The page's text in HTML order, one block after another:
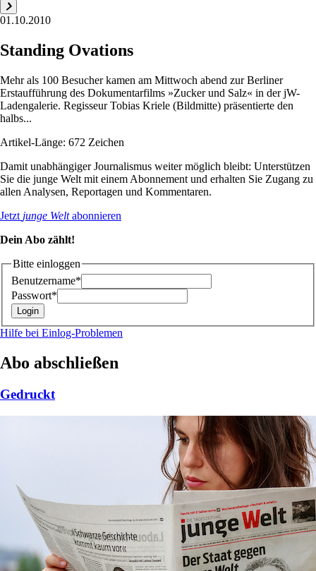
01.10.2010
Standing Ovations
Mehr als 100 Besucher kamen am Mittwoch abend zur Berliner
Erstaufführung des Dokumentarfilms »Zucker und Salz« in der jW-
Ladengalerie. Regisseur Tobias Kriele (Bildmitte) präsentierte den
halbs...
Artikel-Länge: 672 Zeichen
Damit unabhängiger Journalismus weiter möglich bleibt: Unterstützen
Sie die junge Welt mit einem Abonnement und erhalten Sie Zugang zu
allen Analysen, Reportagen und Kommentaren.
Jetzt junge Weltabonnieren
Dein Abo zählt!
Bitte einloggen
Benutzername*
Passwort*
Hilfe bei Einlog-Problemen
Abo abschließen
Gedruckt